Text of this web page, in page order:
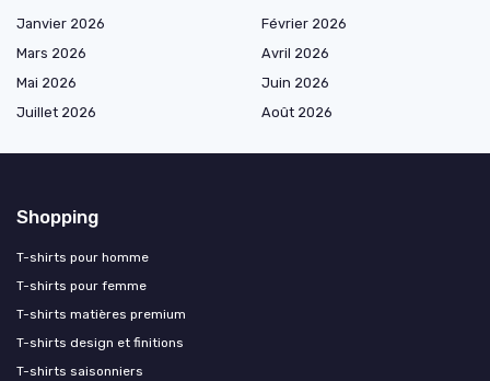
Janvier 2026
Février 2026
Mars 2026
Avril 2026
Mai 2026
Juin 2026
Juillet 2026
Août 2026
Shopping
T-shirts pour homme
T-shirts pour femme
T-shirts matières premium
T-shirts design et finitions
T-shirts saisonniers